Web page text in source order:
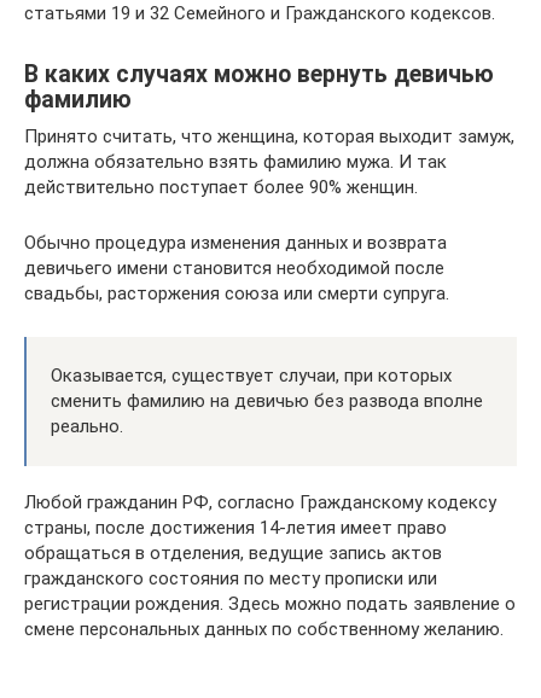
статьями 19 и 32 Семейного и Гражданского кодексов.
В каких случаях можно вернуть девичью
фамилию
Принято считать, что женщина, которая выходит замуж,
должна обязательно взять фамилию мужа. И так
действительно поступает более 90% женщин.
Обычно процедура изменения данных и возврата
девичьего имени становится необходимой после
свадьбы, расторжения союза или смерти супруга.
Оказывается, существует случаи, при которых
сменить фамилию на девичью без развода вполне
реально.
Любой гражданин РФ, согласно Гражданскому кодексу
страны, после достижения 14-летия имеет право
обращаться в отделения, ведущие запись актов
гражданского состояния по месту прописки или
регистрации рождения. Здесь можно подать заявление о
смене персональных данных по собственному желанию.